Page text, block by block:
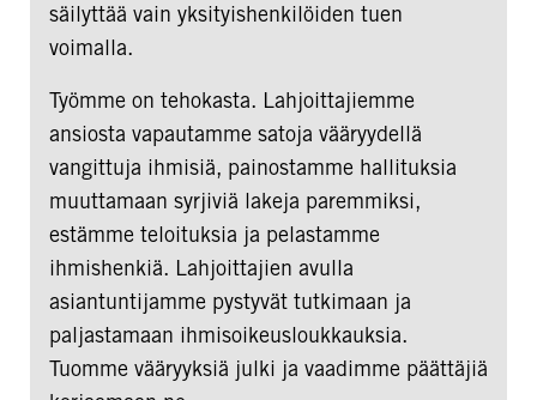
säilyttää vain yksityishenkilöiden tuen
voimalla.
Työmme on tehokasta. Lahjoittajiemme
ansiosta vapautamme satoja vääryydellä
vangittuja ihmisiä, painostamme hallituksia
muuttamaan syrjiviä lakeja paremmiksi,
estämme teloituksia ja pelastamme
ihmishenkiä. Lahjoittajien avulla
asiantuntijamme pystyvät tutkimaan ja
paljastamaan ihmisoikeusloukkauksia.
Tuomme vääryyksiä julki ja vaadimme päättäjiä